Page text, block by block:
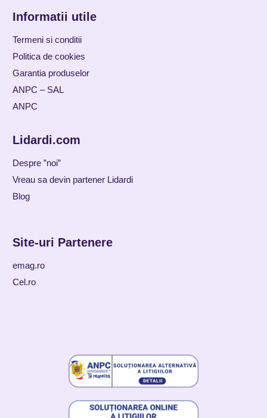
Informatii utile
Termeni si conditii
Politica de cookies
Garantia produselor
ANPC – SAL
ANPC
Lidardi.com
Despre ”noi”
Vreau sa devin partener Lidardi
Blog
Site-uri Partenere
emag.ro
Cel.ro